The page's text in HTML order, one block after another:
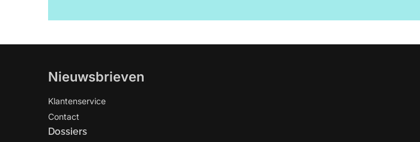
Nieuwsbrieven
Klantenservice
Contact
Dossiers